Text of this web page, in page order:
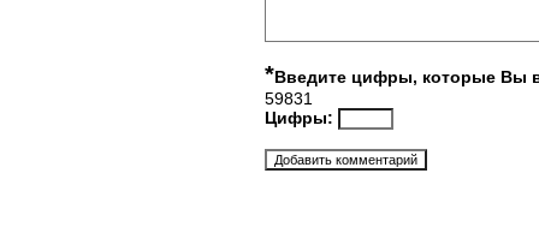
*Введите цифры, которые Вы
59831
Цифры: